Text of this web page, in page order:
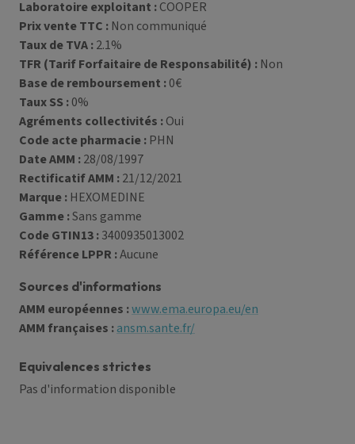
Laboratoire exploitant :COOPER
Prix vente TTC : Non communiqué
Taux de TVA :2.1%
TFR (Tarif Forfaitaire de Responsabilité) : Non
Base de remboursement :0€
Taux SS :0%
Agréments collectivités :Oui
Code acte pharmacie : PHN
Date AMM :28/08/1997
Rectificatif AMM :21/12/2021
Marque : HEXOMEDINE
Gamme :Sans gamme
Code GTIN13 :3400935013002
Référence LPPR :Aucune
Sources d'informations
AMM européennes :www.ema.europa.eu/en
AMM françaises :ansm.sante.fr/
Equivalences strictes
Pas d'information disponible